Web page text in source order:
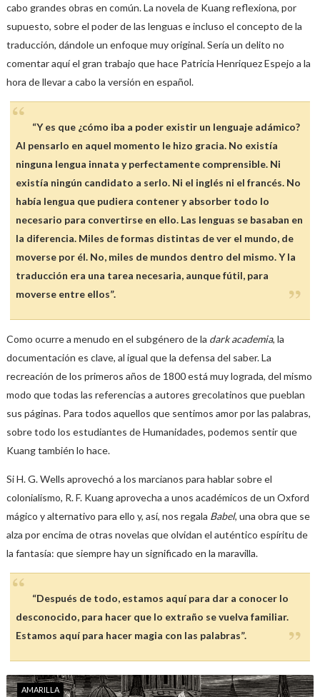
cabo grandes obras en común. La novela de Kuang reflexiona, por
supuesto, sobre el poder de las lenguas e incluso el concepto de la
traducción, dándole un enfoque muy original. Sería un delito no
comentar aquí el gran trabajo que hace Patricia Henriquez Espejo a la
hora de llevar a cabo la versión en español.
“Y es que ¿cómo iba a poder existir un lenguaje adámico?
Al pensarlo en aquel momento le hizo gracia. No existía
ninguna lengua innata y perfectamente comprensible. Ni
existía ningún candidato a serlo. Ni el inglés ni el francés. No
había lengua que pudiera contener y absorber todo lo
necesario para convertirse en ello. Las lenguas se basaban en
la diferencia. Miles de formas distintas de ver el mundo, de
moverse por él. No, miles de mundos dentro del mismo. Y la
traducción era una tarea necesaria, aunque fútil, para
moverse entre ellos”.
Como ocurre a menudo en el subgénero de la dark academia, la
documentación es clave, al igual que la defensa del saber. La
recreación de los primeros años de 1800 está muy lograda, del mismo
modo que todas las referencias a autores grecolatinos que pueblan
sus páginas. Para todos aquellos que sentimos amor por las palabras,
sobre todo los estudiantes de Humanidades, podemos sentir que
Kuang también lo hace.
Si H. G. Wells aprovechó a los marcianos para hablar sobre el
colonialismo, R. F. Kuang aprovecha a unos académicos de un Oxford
mágico y alternativo para ello y, así, nos regala Babel, una obra que se
alza por encima de otras novelas que olvidan el auténtico espíritu de
la fantasía: que siempre hay un significado en la maravilla.
“Después de todo, estamos aquí para dar a conocer lo
desconocido, para hacer que lo extraño se vuelva familiar.
Estamos aquí para hacer magia con las palabras”.
AMARILLA